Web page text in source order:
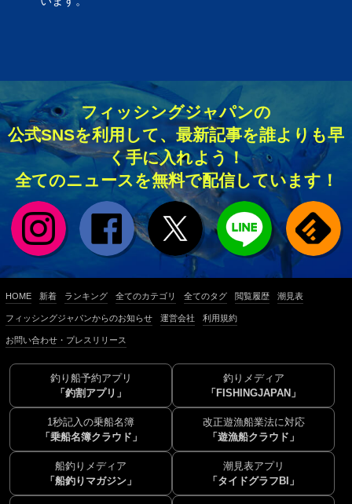
フィッシングジャパンの
公式SNSを利用して、最新記事を誰よりも早
く手に入れよう！
全てのニュースを無料で配信しています！
HOME 新着 ランキング 全てのカテゴリ 全てのタグ 閲覧履歴 潮見表
フィッシングジャパンからのお知らせ 運営会社 利用規約
お問い合わせ・プレスリリース
釣り船予約アプリ
「釣割アプリ」
釣りメディア
「FISHINGJAPAN」
1秒記入の乗船名簿
「乗船名簿クラウド」
改正遊漁船業法に対応
「遊漁船クラウド」
船釣りメディア
「船釣りマガジン」
潮見表アプリ
「タイドグラフBI」